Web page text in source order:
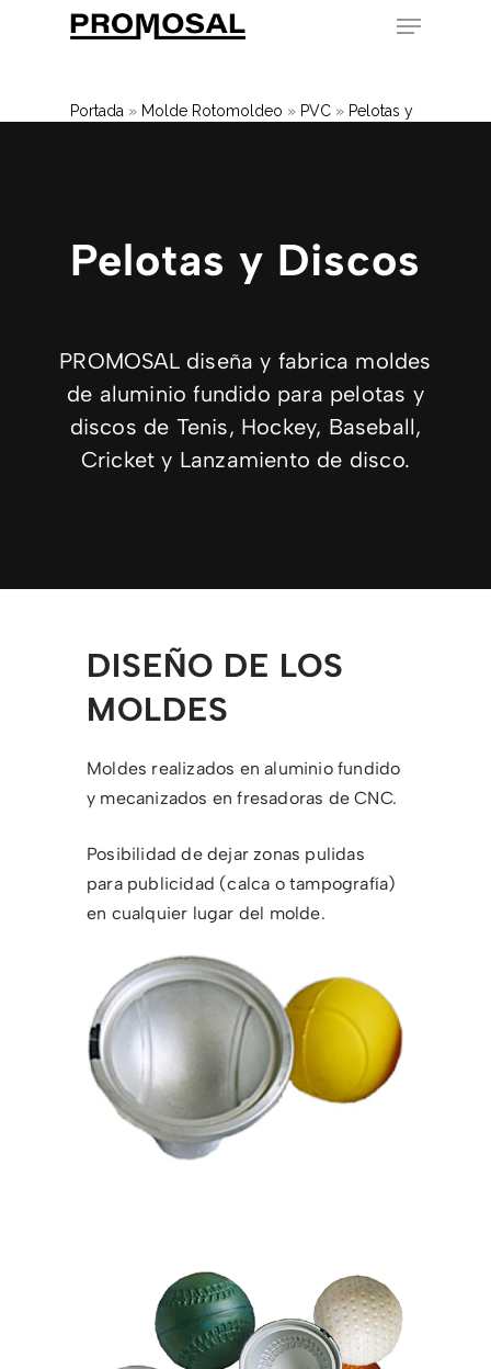
Portada » Molde Rotomoldeo » PVC » Pelotas y
Pelotas y Discos
PROMOSAL diseña y fabrica moldes
de aluminio fundido para pelotas y
discos de Tenis, Hockey, Baseball,
Cricket y Lanzamiento de disco.
DISEÑO DE LOS
MOLDES
Moldes realizados en aluminio fundido
y mecanizados en fresadoras de CNC.
Posibilidad de dejar zonas pulidas
para publicidad (calca o tampografía)
en cualquier lugar del molde.